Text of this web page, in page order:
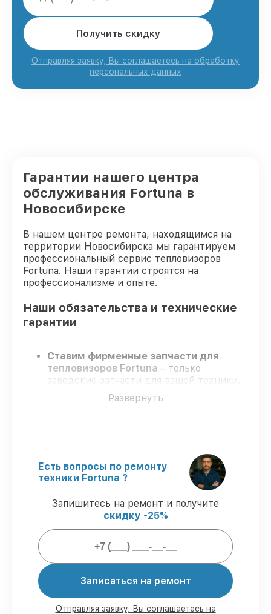
Получить скидку
Отправляя заявку, Вы соглашаетесь на обработку
персональных данных
Гарантии нашего центра
обслуживания Fortuna в
Новосибирске
В нашем центре ремонта, находящимся на
территории Новосибирска мы гарантируем
профессиональный сервис тепловизоров
Fortuna. Наши гарантии строятся на
профессионализме и опыте.
Наши обязательства и технические
гарантии
Ставим фирменные запчасти для
тепловизоров Fortuna – только
заводские запчасти для вашей техники.
Опытные мастера
регулярное обучение, что подтверждает
Официальная гарантия
– на все виды
работ и комплектующие для
тепловизоров Fortuna предоставляется
гарантия до 3-х лет.
Мы гарантируем:
ремонтов по ремонту выполняются
в присутствии клиента
90%
установке в наших мастерских в
Развернуть
Есть вопросы по ремонту
техники Fortuna ?
Запишитесь на ремонт и получите
скидку -25%
Записаться на ремонт
Отправляя заявку, Вы соглашаетесь на